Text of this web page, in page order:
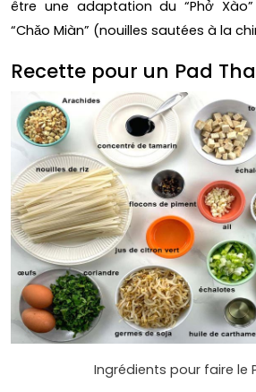
être une adaptation du “Phở
“Chǎo Miàn” (nouilles sautées à la
Recette pour un Pad
Ingrédients pour faire le